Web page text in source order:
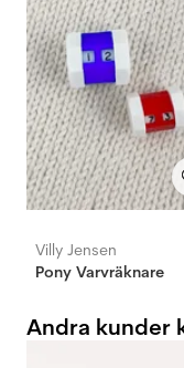
Villy Jensen
Pony Varvräknare
Andra kunder